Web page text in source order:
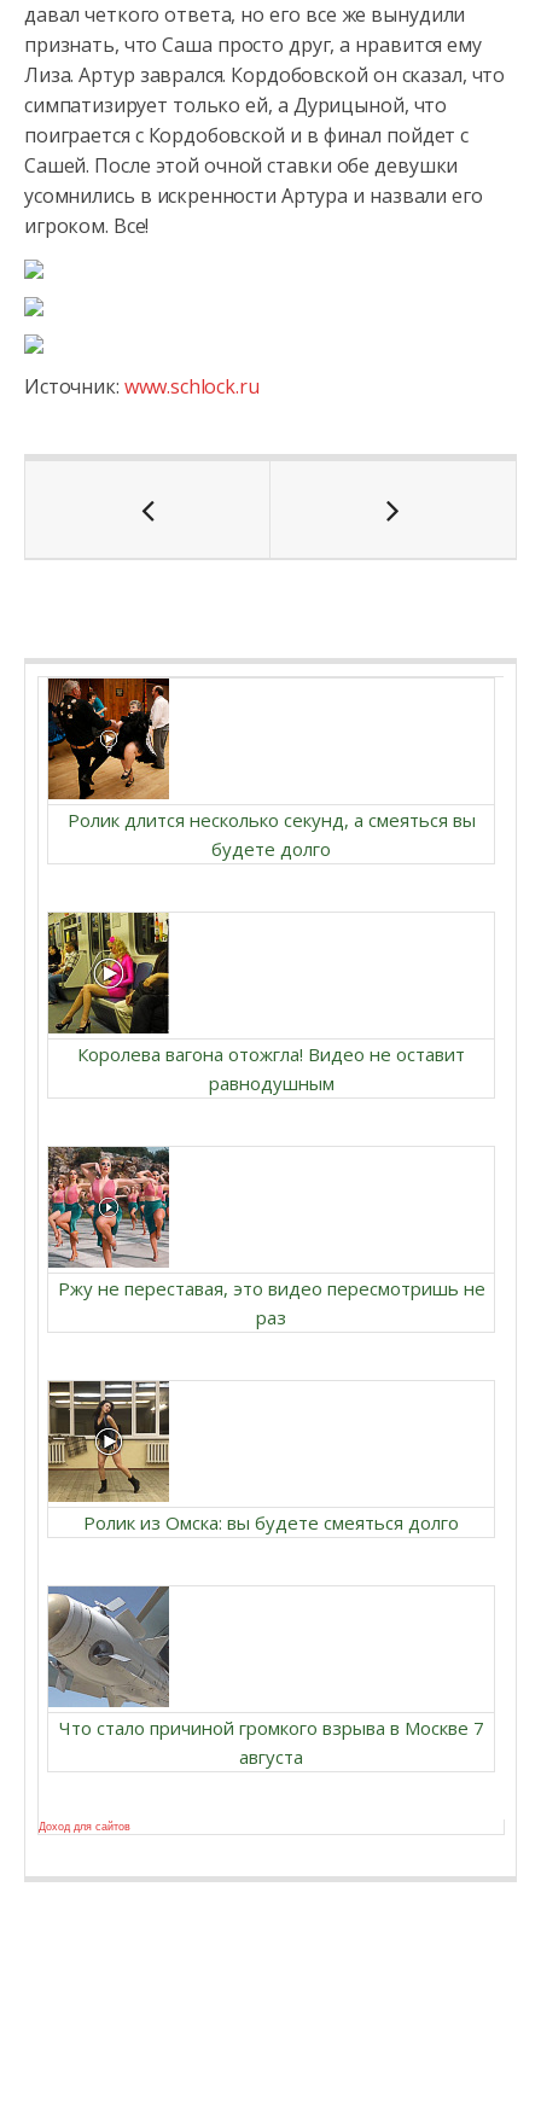
давал четкого ответа, но его все же вынудили
признать, что Саша просто друг, а нравится ему
Лиза. Артур заврался. Кордобовской он сказал, что
симпатизирует только ей, а Дурицыной, что
поиграется с Кордобовской и в финал пойдет с
Сашей. После этой очной ставки обе девушки
усомнились в искренности Артура и назвали его
игроком. Все!
Источник: www.schlock.ru
Ролик длится несколько секунд, а смеяться вы
будете долго
Королева вагона отожгла! Видео не оставит
равнодушным
Ржу не переставая, это видео пересмотришь не
раз
Ролик из Омска: вы будете смеяться долго
Что стало причиной громкого взрыва в Москве 7
августа
Доход для сайтов